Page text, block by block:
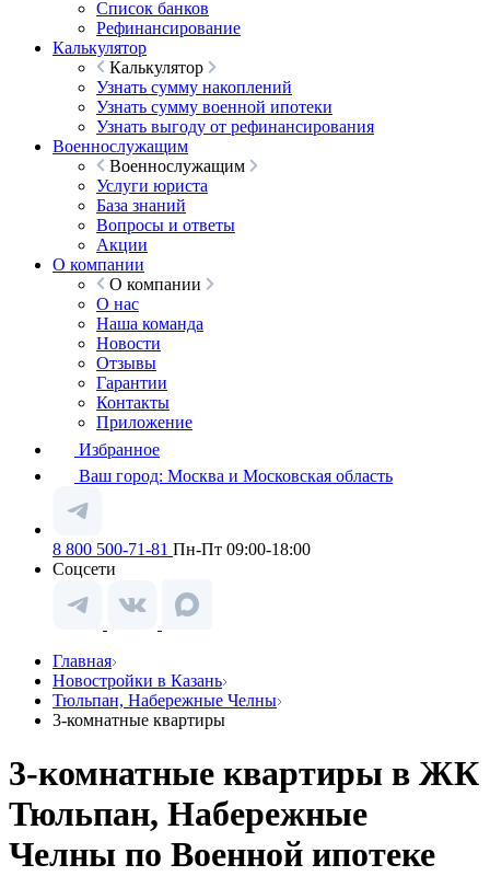
Список банков
Рефинансирование
Калькулятор
Калькулятор
Узнать сумму накоплений
Узнать сумму военной ипотеки
Узнать выгоду от рефинансирования
Военнослужащим
Военнослужащим
Услуги юриста
База знаний
Вопросы и ответы
Акции
О компании
О компании
О нас
Наша команда
Новости
Отзывы
Гарантии
Контакты
Приложение
Избранное
Ваш город: Москва и Московская область
8 800 500-71-81 Пн-Пт 09:00-18:00
Соцсети
Главная
Новостройки в Казань
Тюльпан, Набережные Челны
3-комнатные квартиры
3-комнатные квартиры в ЖК
Тюльпан, Набережные
Челны по Военной ипотеке